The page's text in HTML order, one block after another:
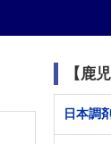
【鹿
日本調